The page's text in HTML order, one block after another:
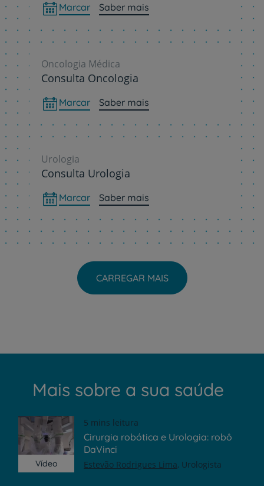
Marcar Saber mais
Oncologia Médica
Consulta Oncologia
Marcar Saber mais
Urologia
Consulta Urologia
Marcar Saber mais
CARREGAR MAIS
Mais sobre a sua saúde
Vídeo
5 mins leitura
Cirurgia robótica e Urologia: robô
DaVinci
Estevão Rodrigues Lima Urologista